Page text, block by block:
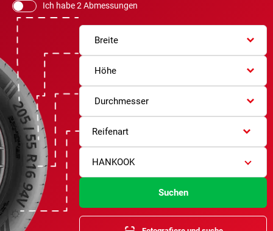
Ich habe 2 Abmessungen
Breite
Höhe
Durchmesser
Reifenart
HANKOOK
Suchen